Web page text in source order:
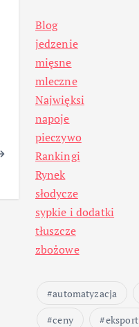
Blog
jedzenie
mięsne
mleczne
Najwięksi
napoje
pieczywo
Rankingi
Rynek
słodycze
sypkie i dodatki
tłuszcze
zbożowe
automatyzacja
ceny
eksport